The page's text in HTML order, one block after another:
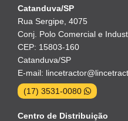
Catanduva/SP
Rua Sergipe, 4075
Conj. Polo Comercial e
CEP: 15803-160
Catanduva/SP
E-mail:
(17) 3531-0080
Centro de Distribuição